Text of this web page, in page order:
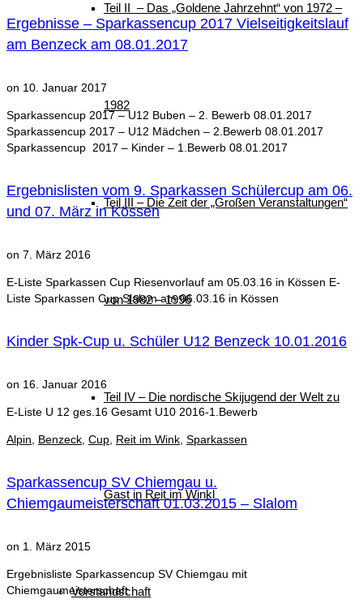
Teil II – Das „Goldene Jahrzehnt“ von 1972 –
1982
Teil III – Die Zeit der „Großen Veranstaltungen“
von 1982 – 1996
Teil IV – Die nordische Skijugend der Welt zu
Gast in Reit im Winkl
Vorstandschaft
Ergebnisse – Sparkassencup 2017 Vielseitigkeitslauf
am Benzeck am 08.01.2017
on 10. Januar 2017
Sparkassencup 2017 – U12 Buben – 2. Bewerb 08.01.2017
Sparkassencup 2017 – U12 Mädchen – 2.Bewerb 08.01.2017
Sparkassencup 2017 – Kinder – 1.Bewerb 08.01.2017
Ergebnislisten vom 9. Sparkassen Schülercup am 06.
und 07. März in Kössen
on 7. März 2016
E-Liste Sparkassen Cup Riesenvorlauf am 05.03.16 in Kössen E-
Liste Sparkassen Cup Slalom am 06.03.16 in Kössen
Kinder Spk-Cup u. Schüler U12 Benzeck 10.01.2016
on 16. Januar 2016
E-Liste U 12 ges.16 Gesamt U10 2016-1.Bewerb
Alpin, Benzeck, Cup, Reit im Wink, Sparkassen
Sparkassencup SV Chiemgau u.
Chiemgaumeisterschaft 01.03.2015 – Slalom
on 1. März 2015
Ergebnisliste Sparkassencup SV Chiemgau mit
Chiemgaumeisterschaft